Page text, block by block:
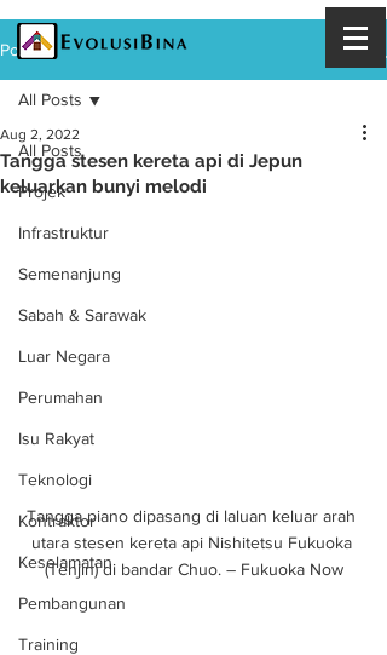
Post
All Posts
Projek
Infrastruktur
Semenanjung
Sabah & Sarawak
Luar Negara
Perumahan
Isu Rakyat
Teknologi
Kontraktor
Keselamatan
Pembangunan
Training
All Posts
Tangga stesen kereta api di Jepun
keluarkan bunyi melodi
Aug 2, 2022
Tangga piano dipasang di laluan keluar arah
utara stesen kereta api Nishitetsu Fukuoka
(Tenjin) di bandar Chuo. – Fukuoka Now